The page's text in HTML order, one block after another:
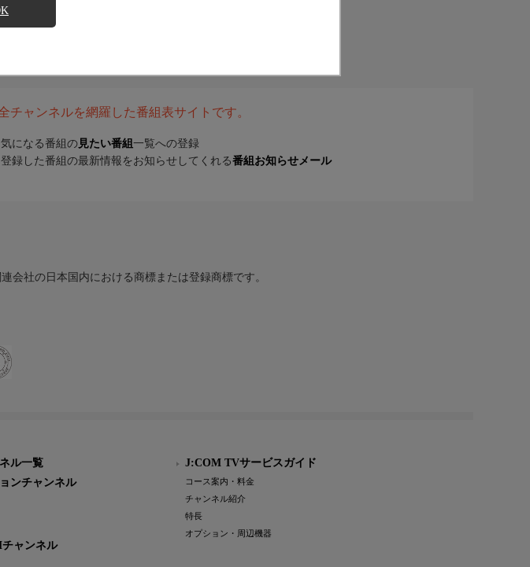
チャンネルを網羅した番組表サイトです。
気になる番組の 見たい番組 一覧への登録
登録した番組の最新情報をお知らせしてくれる番組お知らせメール
会社の日本国内における商標または登録商標です。
ル一覧
ンチャンネル
ャンネル
J:COM TVサービスガイド
コース案内・料金
チャンネル紹介
特長
オプション・周辺機器